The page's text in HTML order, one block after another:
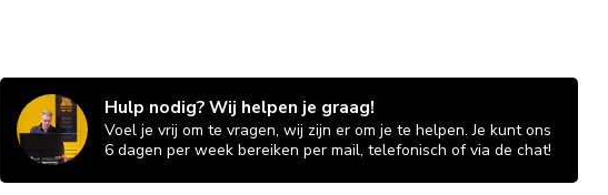
Hulp nodig? Wij helpen je graag!
Voel je vrij om te vragen, wij zijn er om je te helpen. Je kunt ons
6 dagen per week bereiken per mail, telefonisch of via de chat!